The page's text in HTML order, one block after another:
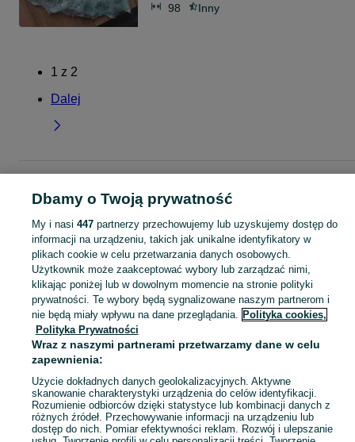
98 Inny
1 z 2
Dalej
Lubuskie
Sukienki - Drezdenko
KATEGORIA
garnitur dla dziewczynki,spodnie dzwony dla dziewczynki,strój Zobacz
Mapa kategorii
Mapa miejscowości
Mapa ministron
Popularne wyszukiwania
Dbamy o Twoją prywatność
My i nasi 447partnerzy przechowujemy lub uzyskujemy dostęp do
informacji na urządzeniu, takich jak unikalne identyfikatory w
plikach cookie w celu przetwarzania danych osobowych.
Użytkownik może zaakceptować wybory lub zarządzać nimi,
klikając poniżej lub w dowolnym momencie na stronie polityki
prywatności. Te wybory będą sygnalizowane naszym partnerom i
nie będą miały wpływu na dane przeglądania. Polityka cookies,
Polityka Prywatności
Wraz z naszymi partnerami przetwarzamy dane w celu
zapewnienia:
Użycie dokładnych danych geolokalizacyjnych. Aktywne
skanowanie charakterystyki urządzenia do celów identyfikacji.
Rozumienie odbiorców dzięki statystyce lub kombinacji danych z
różnych źródeł. Przechowywanie informacji na urządzeniu lub
dostęp do nich. Pomiar efektywności reklam. Rozwój i ulepszanie